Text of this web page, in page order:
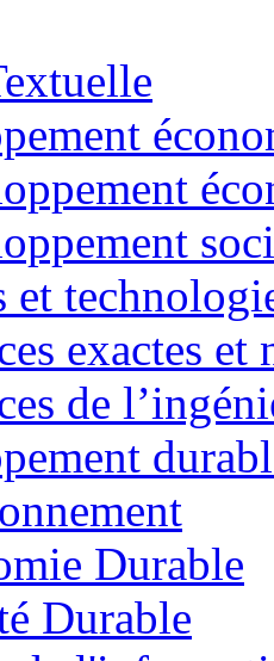
et
exactes et
de
Durable
Durable